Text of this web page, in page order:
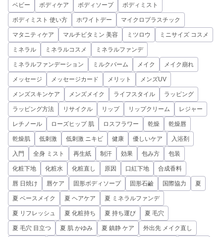
ベビー ボディケア ボディソープ ボディミスト
ボディミスト 使い方 ホワイトデー マイクロプラスチック
マタニティケア マルチビタミン 美容 ミツロウ ミニサイズ コスメ
ミネラル ミネラルコスメ ミネラルファンデ
ミネラルファンデーション ミルクバーム メイク メイク崩れ
メッセージ メッセージカード メリット メンズUV
メンズスキンケア メンズメイク ライフスタイル ラッピング
ラッピング方法 リサイクル リップ リップクリーム レジャー
レチノール ローズヒップ 肌 ロスフラワー 乾燥 乾燥唇
乾燥肌 低刺激 低刺激 ニキビ 健康 優しいケア 入浴剤
入門 全身 ミスト 再生紙 制汗 効果 包み方 包装
化粧下地 化粧水 化粧直し 原因 口紅下地 合成香料
唇 日焼け 唇ケア 固形ボディソープ 固形石鹼 国際協力 夏
夏 ベースメイク 夏 ヘアケア 夏 ミネラルファンデ
夏 リフレッシュ 夏 化粧持ち 夏 持ち運び 夏 毛穴
夏 毛穴 目立つ 夏 肌 かゆみ 夏 鎮静 ケア 外出先 メイク直し